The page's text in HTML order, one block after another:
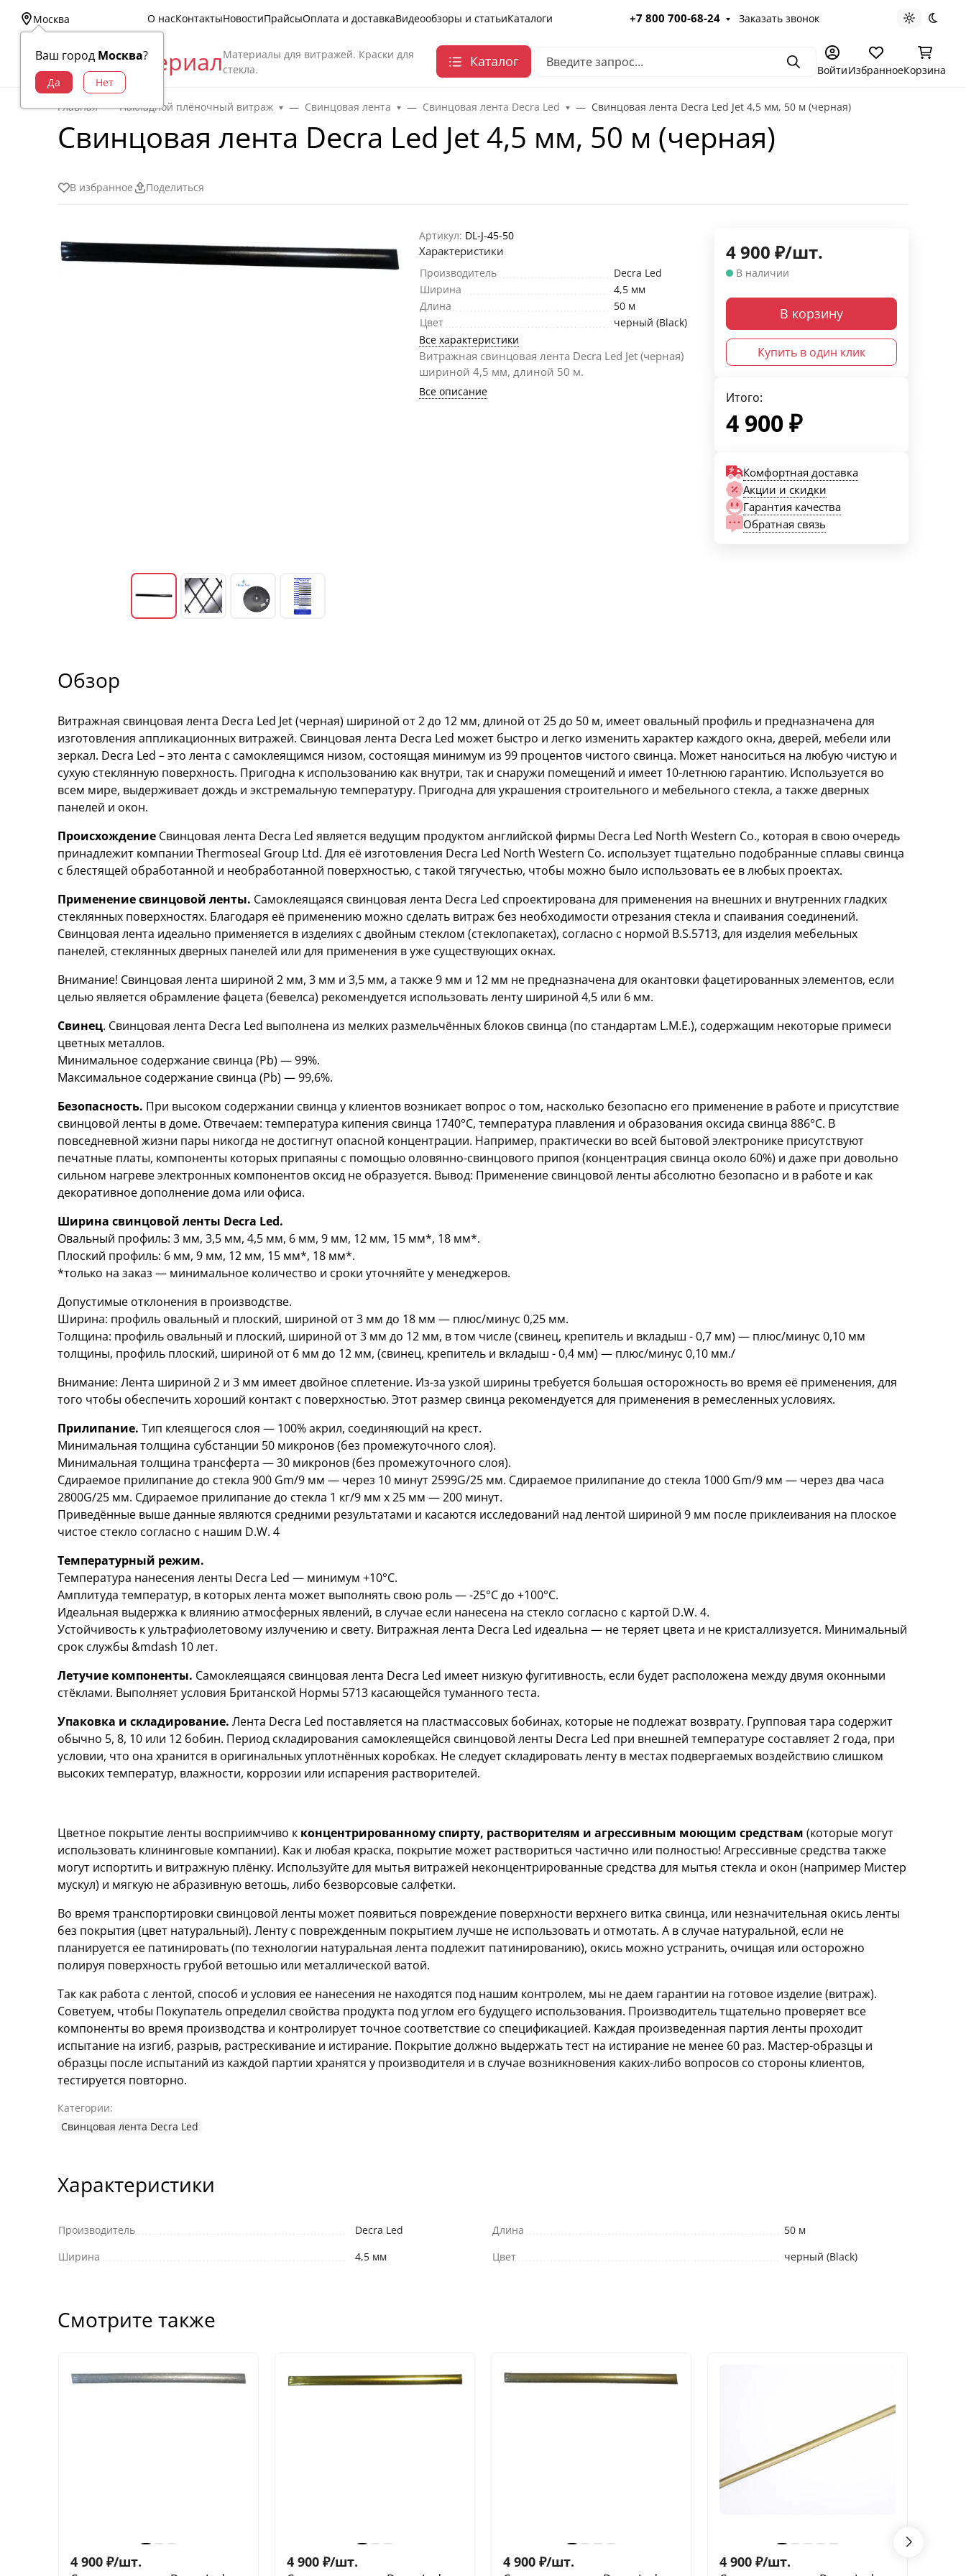
Москва
Ваш город Москва?
О насКонтактыНовостиПрайсыОплата и доставкаВидеообзоры и статьиКаталоги +7 800 700-68-24 Заказать звонок Светлая
Витраж МатериалМатериалы для витражей. Краски для
стекла.
Каталог ПоискВойтиИзбранноеКорзина
Главная Накладной плёночный витраж Свинцовая лента Свинцовая лента Decra Led Свинцовая лента Decra Led Jet 4,5 мм, 50 м (черная)
Свинцовая лента Decra Led Jet 4,5 мм, 50 м (черная)
В избранное Поделиться
Артикул: DL-J-45-50
Характеристики
Производитель
Decra Led
Ширина
4,5 мм
Длина
50 м
Цвет
черный (Black)
Все характеристики
Витражная свинцовая лента Decra Led Jet (черная)
шириной 4,5 мм, длиной 50 м.
Все описание
4 900 ₽/шт.
В наличии
В корзину
Купить в один клик
Итого:
4 900₽
Комфортная доставка
Акции и скидки
Гарантия качества
Обратная связь
Обзор
Витражная свинцовая лента Decra Led Jet (черная) шириной от 2 до 12 мм, длиной от 25 до 50 м, имеет овальный профиль и предназначена для
изготовления аппликационных витражей. Свинцовая лента Decra Led может быстро и легко изменить характер каждого окна, дверей, мебели или
зеркал. Decra Led – это лента с самоклеящимся низом, состоящая минимум из 99 процентов чистого свинца. Может наноситься на любую чистую и
сухую стеклянную поверхность. Пригодна к использованию как внутри, так и снаружи помещений и имеет 10-летнюю гарантию. Используется во
всем мире, выдерживает дождь и экстремальную температуру. Пригодна для украшения строительного и мебельного стекла, а также дверных
панелей и окон.
Происхождение Свинцовая лента Decra Led является ведущим продуктом английской фирмы Decra Led North Western Co., которая в свою очередь
принадлежит компании Thermoseal Group Ltd. Для её изготовления Decra Led North Western Co. использует тщательно подобранные сплавы свинца
с блестящей обработанной и необработанной поверхностью, с такой тягучестью, чтобы можно было использовать ее в любых проектах.
Применение свинцовой ленты. Самоклеящаяся свинцовая лента Decra Led спроектирована для применения на внешних и внутренних гладких
стеклянных поверхностях. Благодаря её применению можно сделать витраж без необходимости отрезания стекла и спаивания соединений.
Свинцовая лента идеально применяется в изделиях с двойным стеклом (стеклопакетах), согласно с нормой B.S.5713, для изделия мебельных
панелей, стеклянных дверных панелей или для применения в уже существующих окнах.
Внимание! Свинцовая лента шириной 2 мм, 3 мм и 3,5 мм, а также 9 мм и 12 мм не предназначена для окантовки фацетированных элементов, если
целью является обрамление фацета (бевелса) рекомендуется использовать ленту шириной 4,5 или 6 мм.
Свинец. Свинцовая лента Decra Led выполнена из мелких размельчённых блоков свинца (по стандартам L.M.E.), содержащим некоторые примеси
цветных металлов.
Минимальное содержание свинца (Pb) — 99%.
Максимальное содержание свинца (Pb) — 99,6%.
Безопасность. При высоком содержании свинца у клиентов возникает вопрос о том, насколько безопасно его применение в работе и присутствие
свинцовой ленты в доме. Отвечаем: температура кипения свинца 1740°С, температура плавления и образования оксида свинца 886°С. В
повседневной жизни пары никогда не достигнут опасной концентрации. Например, практически во всей бытовой электронике присутствуют
печатные платы, компоненты которых припаяны с помощью оловянно-свинцового припоя (концентрация свинца около 60%) и даже при довольно
сильном нагреве электронных компонентов оксид не образуется. Вывод: Применение свинцовой ленты абсолютно безопасно и в работе и как
декоративное дополнение дома или офиса.
Ширина свинцовой ленты Decra Led.
Овальный профиль: 3 мм, 3,5 мм, 4,5 мм, 6 мм, 9 мм, 12 мм, 15 мм*, 18 мм*.
Плоский профиль: 6 мм, 9 мм, 12 мм, 15 мм*, 18 мм*.
*только на заказ — минимальное количество и сроки уточняйте у менеджеров.
Допустимые отклонения в производстве.
Ширина: профиль овальный и плоский, шириной oт 3 мм дo 18 мм — плюс/минус 0,25 мм.
Толщина: профиль овальный и плоский, шириной oт 3 мм дo 12 мм, в том числе (свинец, крепитель и вкладыш - 0,7 мм) — плюс/минус 0,10 мм
толщины, профиль плоский, шириной от 6 мм дo 12 мм, (свинец, крепитель и вкладыш - 0,4 мм) — плюс/минус 0,10 мм./
Внимание: Лента шириной 2 и 3 мм имеет двойное сплетение. Из-за узкой ширины требуется большая осторожность во время её применения, для
того чтобы обеспечить хороший контакт с поверхностью. Этот размер свинца рекомендуется для применения в ремесленных условиях.
Прилипание. Тип клеящегося слоя — 100% акрил, соединяющий на крест.
Минимальная толщина субстанции 50 микронов (без промежуточного слоя).
Минимальная толщина трансферта — 30 микронов (без промежуточного слоя).
Сдираемое прилипание до стекла 900 Gm/9 мм — через 10 минут 2599G/25 мм. Сдираемое прилипание до стекла 1000 Gm/9 мм — через два часа
2800G/25 мм. Сдираемое прилипание до стекла 1 кг/9 мм x 25 мм — 200 минут.
Приведённые выше данные являются средними результатами и касаются исследований над лентой шириной 9 мм после приклеивания на плоское
чистое стекло согласно с нашим D.W. 4
Температурный режим.
Температура нанесения ленты Decra Led — минимум +10°C.
Амплитуда температур, в которых лента может выполнять свою роль — -25°C дo +100°C.
Идеальная выдержка к влиянию атмосферных явлений, в случае если нанесена на стекло согласно с картой D.W. 4.
Устойчивость к ультрафиолетовому излучению и свету. Витражная лента Decra Led идеальна — не теряет цвета и не кристаллизуется. Минимальный
срок службы &mdash 10 лет.
Летучие компоненты. Самоклеящаяся свинцовая лента Decra Led имеет низкую фугитивность, если будет расположена между двумя оконными
стёклами. Выполняет условия Британской Нормы 5713 касающейся туманного теста.
Упаковка и складирование. Лента Decra Led поставляется на пластмассовых бобинах, которые не подлежат возврату. Групповая тара содержит
обычно 5, 8, 10 или 12 бобин. Период складирования самоклеящейся свинцовой ленты Decra Led при внешней температуре составляет 2 года, при
условии, что она хранится в оригинальных уплотнённых коробках. Не следует складировать ленту в местах подвергаемых воздействию слишком
высоких температур, влажности, коррозии или испарения растворителей.
Цветное покрытие ленты восприимчиво к концентрированному спирту, растворителям и агрессивным моющим средствам (которые могут
использовать клининговые компании). Как и любая краска, покрытие может раствориться частично или полностью! Агрессивные средства также
могут испортить и витражную плёнку. Используйте для мытья витражей неконцентрированные средства для мытья стекла и окон (например Мистер
мускул) и мягкую не абразивную ветошь, либо безворсовые салфетки.
Во время транспортировки свинцовой ленты может появиться повреждение поверхности верхнего витка свинца, или незначительная окись ленты
без покрытия (цвет натуральный). Ленту с поврежденным покрытием лучше не использовать и отмотать. А в случае натуральной, если не
планируется ее патинировать (по технологии натуральная лента подлежит патинированию), окись можно устранить, очищая или осторожно
полируя поверхность грубой ветошью или металлической ватой.
Так как работа с лентой, способ и условия ее нанесения не находятся под нашим контролем, мы не даем гарантии на готовое изделие (витраж).
Советуем, чтобы Покупатель определил свойства продукта под углом его будущего использования. Производитель тщательно проверяет все
компоненты во время производства и контролирует точное соответствие со спецификацией. Каждая произведенная партия ленты проходит
испытание на изгиб, разрыв, растрескивание и истирание. Покрытие должно выдержать тест на истирание не менее 60 раз. Мастер-образцы и
образцы после испытаний из каждой партии хранятся у производителя и в случае возникновения каких-либо вопросов со стороны клиентов,
тестируется повторно.
Категории:
Свинцовая лента Decra Led
Характеристики
Производитель
Decra Led
Ширина
4,5 мм
Длина
50 м
Цвет
черный (Black)
Смотрите также
4 900 ₽/шт. 4 900 ₽/шт. 4 900 ₽/шт. 4 900 ₽/шт.